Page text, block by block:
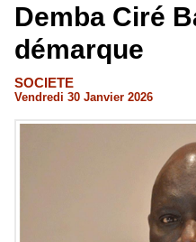
Demba Ciré
démarque
SOCIETE
Vendredi 30 Janvier 2026